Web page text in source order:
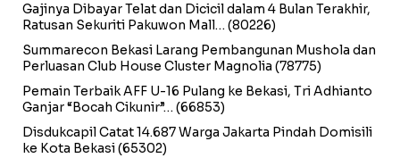
Gajinya Dibayar Telat dan Dicicil dalam 4 Bulan Terakhir,
Ratusan Sekuriti Pakuwon Mall… (80226)
Summarecon Bekasi Larang Pembangunan Mushola dan
Perluasan Club House Cluster Magnolia (78775)
Pemain Terbaik AFF U-16 Pulang ke Bekasi, Tri Adhianto
Ganjar “Bocah Cikunir”… (66853)
Disdukcapil Catat 14.687 Warga Jakarta Pindah Domisili
ke Kota Bekasi(65302)